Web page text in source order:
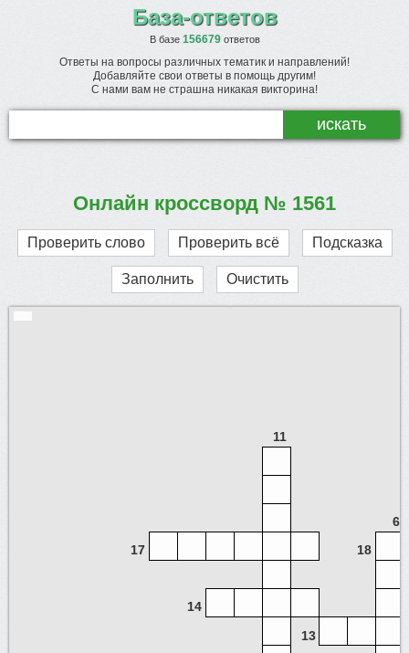
База-ответов
В базе 156679ответов
Ответы на вопросы различных тематик и направлений!
Добавляйте свои ответы в помощь другим!
С нами вам не страшна никакая викторина!
Онлайн кроссворд № 1561
Проверить слово Проверить всё Подсказка
Заполнить Очистить
11
6
17
18
14
13